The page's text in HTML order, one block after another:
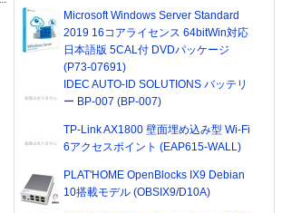
Microsoft Windows Server Standard
2019 16コアライセンス 64bitWin対応
日本語版 5CAL付 DVDパッケージ
(P73-07691)
IDEC AUTO-ID SOLUTIONS バッテリ
ー BP-007 (BP-007)
TP-Link AX1800 壁面埋め込み型 Wi-Fi
6アクセスポイント (EAP615-WALL)
PLAT'HOME OpenBlocks IX9 Debian
10搭載モデル (OBSIX9/D10A)